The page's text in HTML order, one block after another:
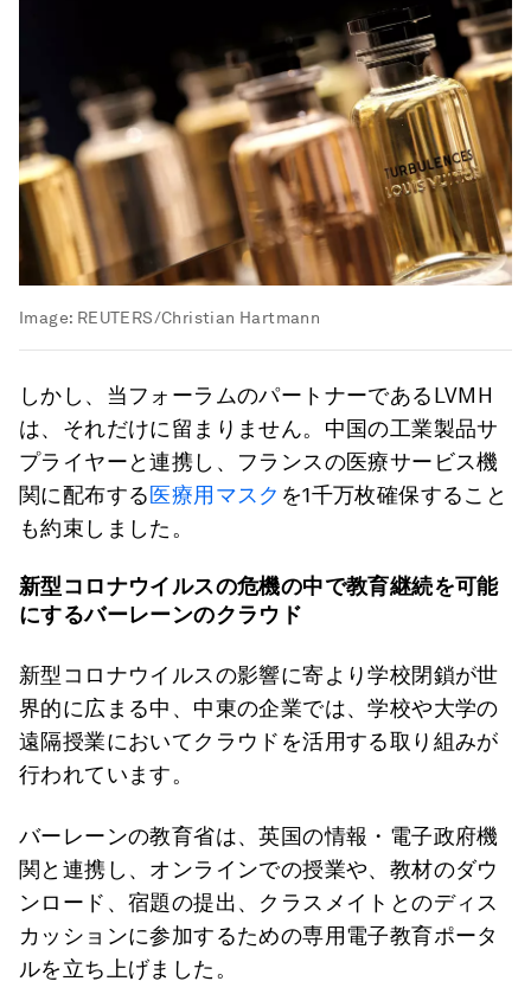
Image: REUTERS/Christian Hartmann
しかし、当フォーラムのパートナーであるLVMH
は、それだけに留まりません。中国の工業製品サ
プライヤーと連携し、フランスの医療サービス機
関に配布する医療用マスク を1千万枚確保すること
も約束しました。
新型コロナウイルスの危機の中で教育継続を可能
にするバーレーンのクラウド
新型コロナウイルスの影響に寄より学校閉鎖が世
界的に広まる中、中東の企業では、学校や大学の
遠隔授業においてクラウドを活用する取り組みが
行われています。
バーレーンの教育省は、英国の情報・電子政府機
関と連携し、オンラインでの授業や、教材のダウ
ンロード、宿題の提出、クラスメイトとのディス
カッションに参加するための専用電子教育ポータ
ルを立ち上げました。